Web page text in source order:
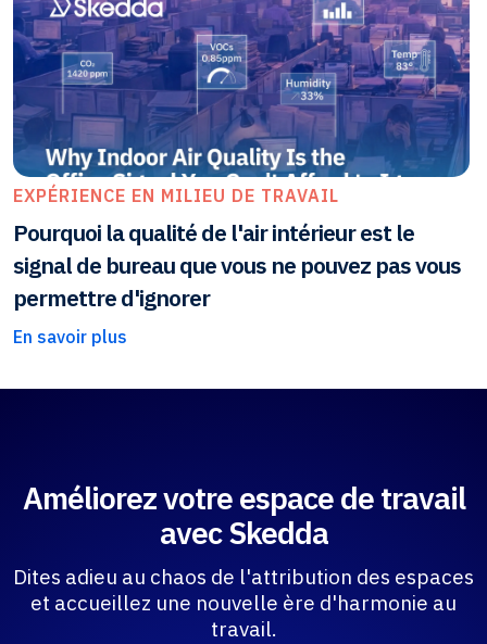
EXPÉRIENCE EN MILIEU DE TRAVAIL
Pourquoi la qualité de l'air intérieur est le
signal de bureau que vous ne pouvez pas vous
permettre d'ignorer
En savoir plus
Améliorez votre espace de travail
avec Skedda
Dites adieu au chaos de l'attribution des espaces
et accueillez une nouvelle ère d'harmonie au
travail.